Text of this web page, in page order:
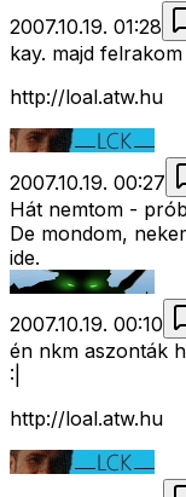
2007.10.19. 01:28
kay. majd
http://loal.atw.hu
2007.10.19. 00:27
Hát nemtom -
De mondom,
ide.
2007.10.19. 00:10
én nkm aszonták
:|
http://loal.atw.hu